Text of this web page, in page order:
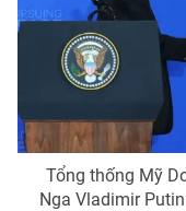
Tổng thống Mỹ
Nga Vladimir